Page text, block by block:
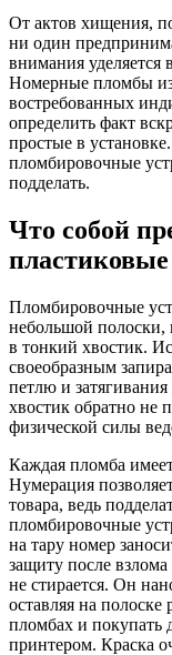
От актов хищения,
ни один
внимания уделяется
Номерные пломбы
востребованных
определить факт
простые в
пломбировочные
подделать.
Что собой
Пломбировочные
небольшой полоски,
в тонкий хвостик.
своеобразным
петлю и
хвостик обратно не
физической силы
Каждая пломба
Нумерация
товара, ведь
пломбировочные
на тару номер
защиту после
не стирается. Он
оставляя на полоске
пломбах и покупать
принтером. Краска